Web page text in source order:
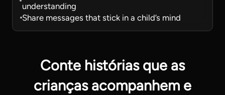
understanding
Share messages that stick in a child’s mind
Conte histórias que as
crianças acompanhem e